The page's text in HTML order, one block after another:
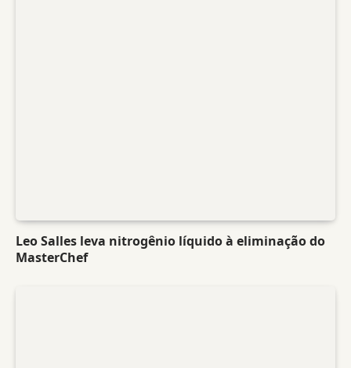
Leo Salles leva nitrogênio líquido à eliminação do
MasterChef